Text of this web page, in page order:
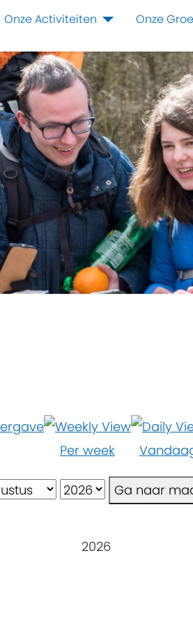
Onze Activiteiten Onze
Per week
Ga naar
2026